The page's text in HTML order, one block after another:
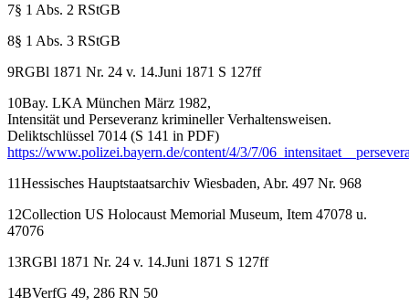
7§ 1 Abs. 2 RStGB
8§ 1 Abs. 3 RStGB
9RGBl 1871 Nr. 24 v. 14.Juni 1871 S 127ff
10Bay. LKA München März 1982,
Intensität und Perseveranz krimineller Verhaltensweisen.
Deliktschlüssel 7014 (S 141 in PDF)
https://www.polizei.bayern.de/content/4/3/7/
11Hessisches Hauptstaatsarchiv Wiesbaden, Abr. 497 Nr. 968
12Collection US Holocaust Memorial Museum, Item 47078 u.
47076
13RGBl 1871 Nr. 24 v. 14.Juni 1871 S 127ff
14BVerfG 49, 286 RN 50